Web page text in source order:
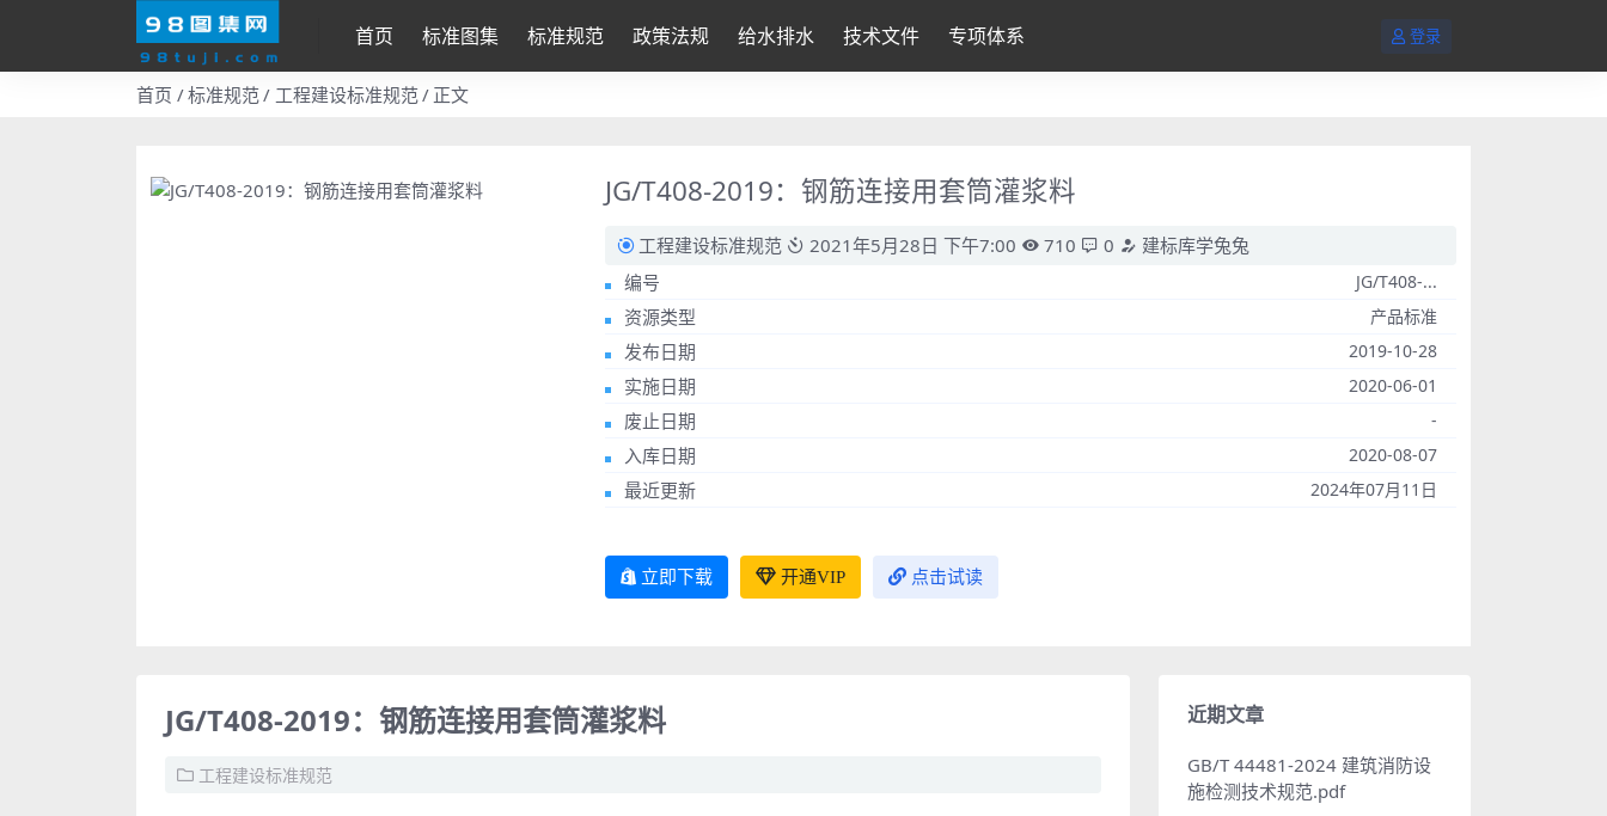
首页 标准图集 标准规范 政策法规 给水排水 技术文件 专项体系 登录
首页 标准规范 工程建设标准规范 正文
JG/T408-2019：钢筋连接用套筒灌浆料
工程建设标准规范 2021年5月28日 下午7:00 710 0
建标库学兔兔
编号
JG/T408-...
资源类型 产品标准
发布日期 2019-10-28
实施日期 2020-06-01
废止日期 -
入库日期 2020-08-07
最近更新 2024年07月11日
立即下载 开通VIP 点击试读
JG/T408-2019：钢筋连接用套筒灌浆料
工程建设标准规范
近期文章
GB/T 44481-2024 建筑消防设
施检测技术规范.pdf